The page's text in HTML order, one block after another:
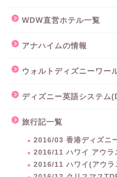
WDW直営ホテル一覧
アナハイムの情報
ウォルトディズニーワー
ディズニー英語システム
旅行記一覧
2016/03 香港ディズニ
2016/11 ハワイ アウ
2016/11 ハワイ(アウラ